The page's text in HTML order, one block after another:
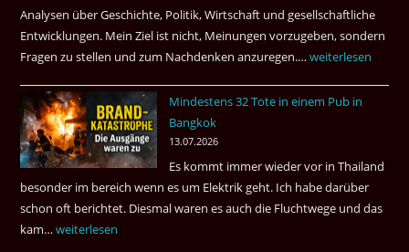
Analysen über Geschichte, Politik, Wirtschaft und gesellschaftliche
Entwicklungen. Mein Ziel ist nicht, Meinungen vorzugeben, sondern
Fragen zu stellen und zum Nachdenken anzuregen.…Russland
Was
können?
|
Helmut
weiterlesen
Mindestens 32 Tote in einem Pub in
Bangkok
13.07.2026
Es kommt immer wieder vor in Thailand
besonder im bereich wenn es um Elektrik geht. Ich habe darüber
schon oft berichtet. Diesmal waren es auch die Fluchtwege und das
kam…Mindestens
weiterlesen